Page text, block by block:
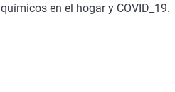
químicos en el hogar y COVID_19.